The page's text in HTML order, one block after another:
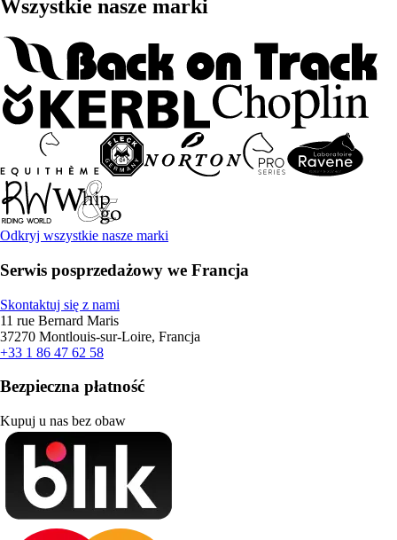
Wszystkie nasze marki
Odkryj wszystkie nasze marki
Serwis posprzedażowy we Francja
Skontaktuj się z nami
11 rue Bernard Maris
37270 Montlouis-sur-Loire, Francja
+33 1 86 47 62 58
Bezpieczna płatność
Kupuj u nas bez obaw